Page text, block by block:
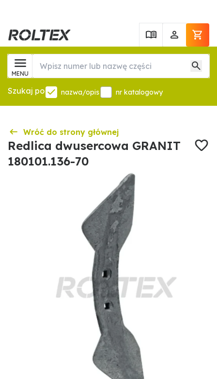
MENU
Szukaj po nazwa/opis nr katalogowy
Wróć do strony głównej
Redlica dwusercowa GRANIT
180101.136-70